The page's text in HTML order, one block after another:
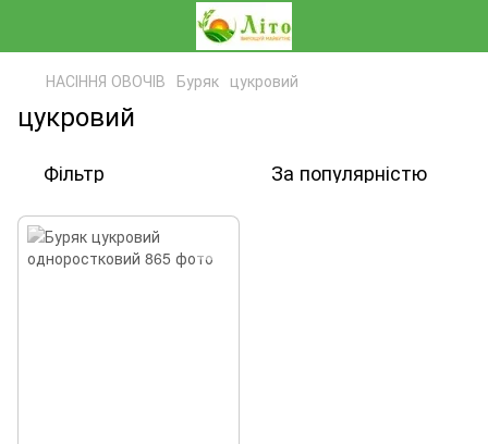
НАСІННЯ ОВОЧІВ Буряк цукровий
цукровий
Фільтр За популярністю